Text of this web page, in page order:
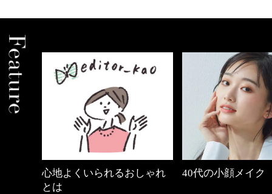
心地よくいられるおしゃれ
とは
40代の小顔メイク